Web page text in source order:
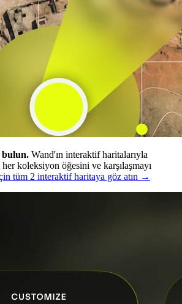
Wand'ın interaktif haritalarıyla
koleksiyon öğesini ve karşılaşmayı
tüm 2 interaktif haritaya göz atın →